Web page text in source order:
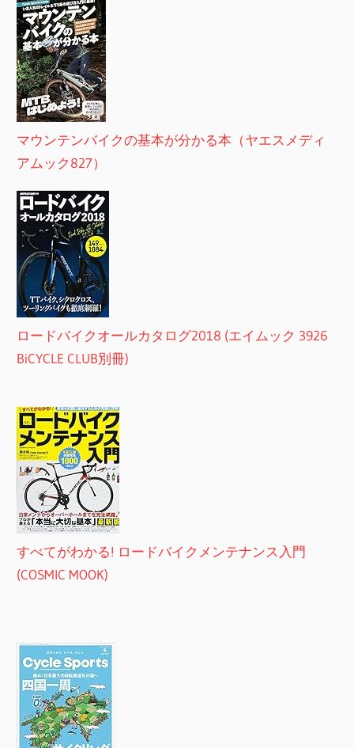
マウンテンバイクの基本が分かる本（ヤエスメディ
アムック827）
ロードバイクオールカタログ2018 (エイムック 3926
BiCYCLE CLUB別冊)
すべてがわかる! ロードバイクメンテナンス入門
(COSMIC MOOK)